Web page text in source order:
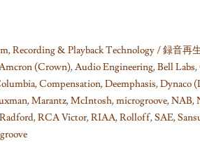
,Recording & Playback Technology / 録音再
(Crown),Audio Engineering,Bell Labs,
,Compensation,Deemphasis,Dynaco
,Marantz,McIntosh,microgroove,NAB,
Radford,RCA Victor,RIAA,Rolloff,SAE,